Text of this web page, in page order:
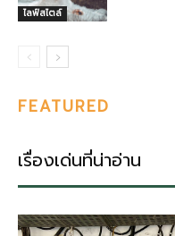
ไลฟ์สไตล์
FEATURED
เรื่องเด่นที่น่าอ่าน